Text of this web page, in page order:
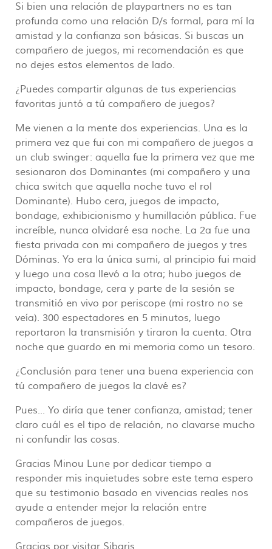
Si bien una relación de playpartners no es tan
profunda como una relación D/s formal, para mí la
amistad y la confianza son básicas. Si buscas un
compañero de juegos, mi recomendación es que
no dejes estos elementos de lado.
¿Puedes compartir algunas de tus experiencias
favoritas juntó a tú compañero de juegos?
Me vienen a la mente dos experiencias. Una es la
primera vez que fui con mi compañero de juegos a
un club swinger: aquella fue la primera vez que me
sesionaron dos Dominantes (mi compañero y una
chica switch que aquella noche tuvo el rol
Dominante). Hubo cera, juegos de impacto,
bondage, exhibicionismo y humillación pública. Fue
increíble, nunca olvidaré esa noche. La 2a fue una
fiesta privada con mi compañero de juegos y tres
Dóminas. Yo era la única sumi, al principio fui maid
y luego una cosa llevó a la otra; hubo juegos de
impacto, bondage, cera y parte de la sesión se
transmitió en vivo por periscope (mi rostro no se
veía). 300 espectadores en 5 minutos, luego
reportaron la transmisión y tiraron la cuenta. Otra
noche que guardo en mi memoria como un tesoro.
¿Conclusión para tener una buena experiencia con
tú compañero de juegos la clavé es?
Pues... Yo diría que tener confianza, amistad; tener
claro cuál es el tipo de relación, no clavarse mucho
ni confundir las cosas.
Gracias Minou Lune por dedicar tiempo a
responder mis inquietudes sobre este tema espero
que su testimonio basado en vivencias reales nos
ayude a entender mejor la relación entre
compañeros de juegos.
Gracias por visitar Sibaris.